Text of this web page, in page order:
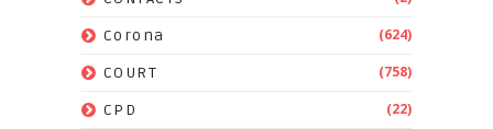
Corona (624)
COURT (758)
CPD (22)